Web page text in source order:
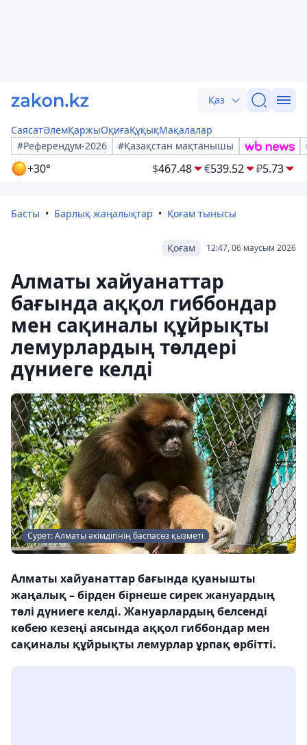
Қаз
СаясатӘлемҚаржыОқиғаҚұқықМақалалар
#Референдум-2026
#Қазақстан мақтанышы
+30° $467.48 €539.52 ₽5.73
Басты Барлық жаңалықтар Қоғам тынысы
12:47, 06 маусым 2026
Қоғам
Алматы хайуанаттар
бағында аққол гиббондар
мен сақиналы құйрықты
лемурлардың төлдері
дүниеге келді
Сурет: Алматы әкімдігінің баспасөз қызметі
Алматы хайуанаттар бағында қуанышты
жаңалық – бірден бірнеше сирек жануардың
төлі дүниеге келді. Жануарлардың белсенді
көбею кезеңі аясында аққол гиббондар мен
сақиналы құйрықты лемурлар ұрпақ өрбітті.